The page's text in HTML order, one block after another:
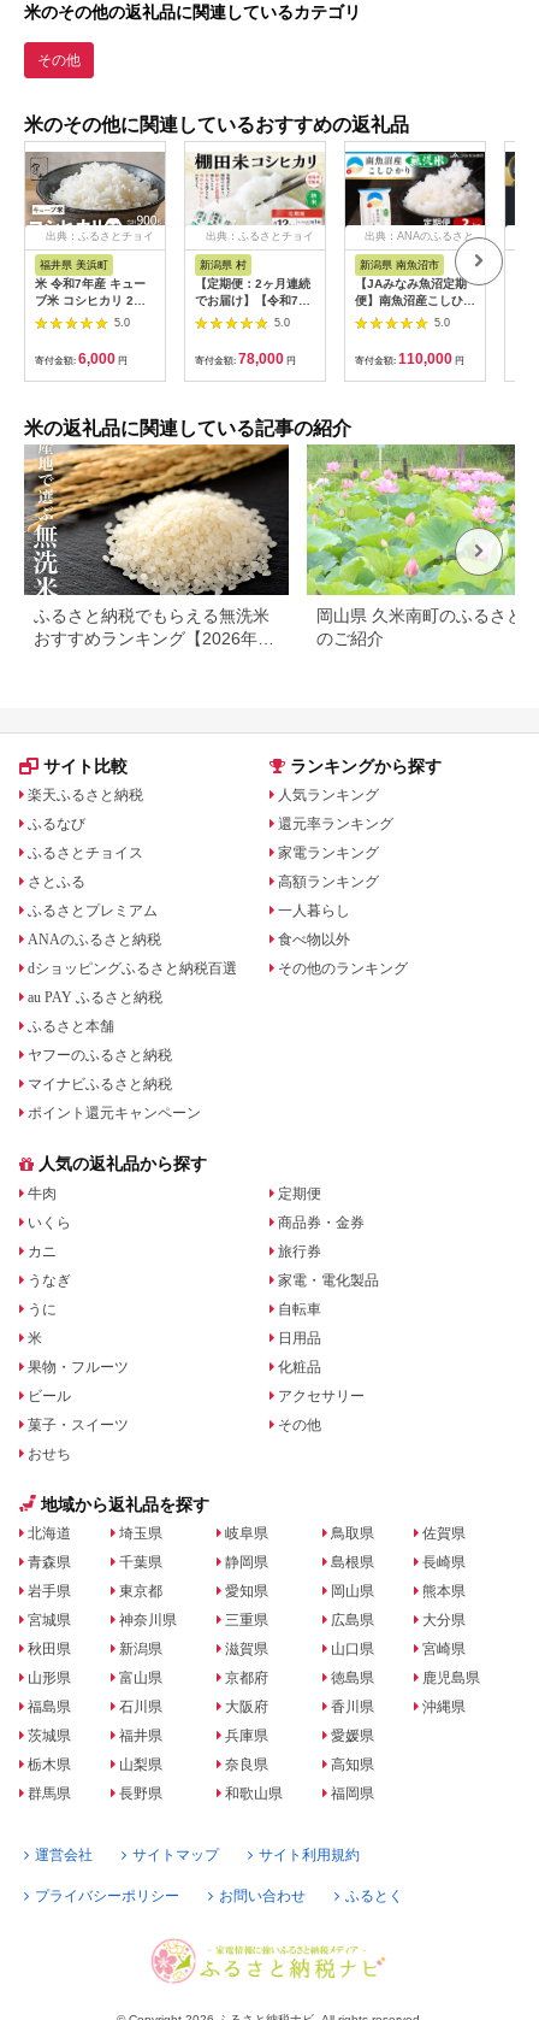
米のその他の返礼品に関連しているカテゴリ
その他
米のその他に関連しているおすすめの返礼品
出典：ふるさとチョイ
ス
福井県 美浜町
米 令和7年産 キュー
ブ米 コシヒカリ 2合
× 3個 計900g 真空パ
ック 新庄やまびこ米
（白米）【化粧箱入り
ギフト プレゼント 母
の日 父の日 お中元 お
】 [m23-a009]
5.0
寄付金額: 6,000 円
出典：ふるさとチョイ
ス
新潟県 村
【定期便：2ヶ月連続
でお届け】【令和7年
産米】新潟県村上市岩
船産 棚田米コシヒカ
リ 12kg+パックごは
ん(150g×1個)×2ヶ月
1067117
5.0
寄付金額: 78,000 円
出典：ANAのふるさと
納税
新潟県 南魚沼市
【JAみなみ魚沼定期
便】南魚沼産こしひか
り無洗米（2kg×全12
回）研がずに炊ける
節水 手間いらず 精米
特A獲得日本一産地 高
品質精米 雪国の恵み
5.0
寄付金額: 110,000 円
米の返礼品に関連している記事の紹介
ふるさと納税でもらえる無洗米
おすすめランキング【2026年最
岡山県 久米南町のふるさと
のご紹介
サイト比較
楽天ふるさと納税
ふるなび
ふるさとチョイス
さとふる
ふるさとプレミアム
ANAのふるさと納税
dショッピングふるさと納税百選
au PAY ふるさと納税
ふるさと本舗
ヤフーのふるさと納税
マイナビふるさと納税
ポイント還元キャンペーン
ランキングから探す
人気ランキング
還元率ランキング
家電ランキング
高額ランキング
一人暮らし
食べ物以外
その他のランキング
人気の返礼品から探す
牛肉
いくら
カニ
うなぎ
うに
米
果物・フルーツ
ビール
菓子・スイーツ
おせち
定期便
商品券・金券
旅行券
家電・電化製品
自転車
日用品
化粧品
アクセサリー
その他
地域から返礼品を探す
北海道
青森県
岩手県
宮城県
秋田県
山形県
福島県
茨城県
栃木県
群馬県
埼玉県
千葉県
東京都
神奈川県
新潟県
富山県
石川県
福井県
山梨県
長野県
岐阜県
静岡県
愛知県
三重県
滋賀県
京都府
大阪府
兵庫県
奈良県
和歌山県
鳥取県
島根県
岡山県
広島県
山口県
徳島県
香川県
愛媛県
高知県
福岡県
佐賀県
長崎県
熊本県
大分県
宮崎県
鹿児島県
沖縄県
運営会社 サイトマップ サイト利用規約
プライバシーポリシー お問い合わせ ふるとく